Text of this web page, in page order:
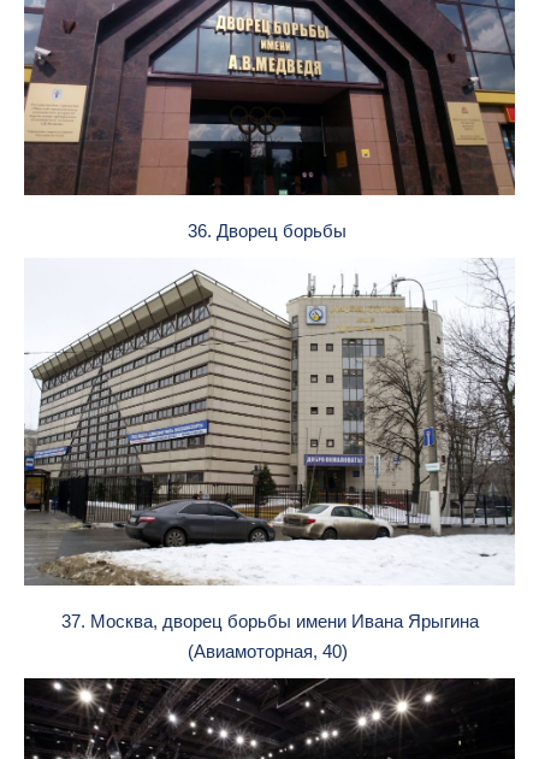
36. Дворец борьбы
37. Москва, дворец борьбы имени Ивана Ярыгина
(Авиамоторная, 40)